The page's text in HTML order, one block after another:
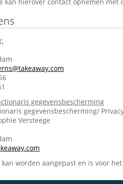
gegevensbescherming
gegevensbescherming/
Versteege
worden aangepast en is voor